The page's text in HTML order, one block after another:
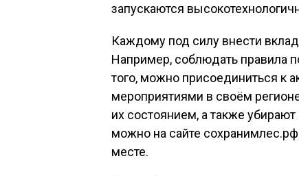
запускаются
Каждому под силу внести
Например, соблюдать правила
того, можно присоединиться к
мероприятиями в своём
их состоянием, а также
можно на сайте
месте.